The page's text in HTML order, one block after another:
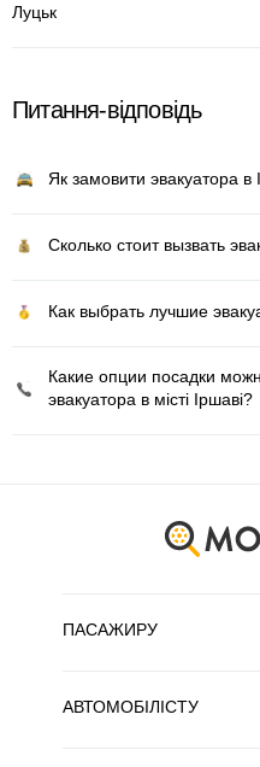
Луцьк
Питання-відповідь
Як замовити эвакуатора в
Сколько стоит вызвать
Как выбрать лучшие
Какие опции посадки
эвакуатора в місті Іршаві?
ПАСАЖИРУ
АВТОМОБІЛІСТУ